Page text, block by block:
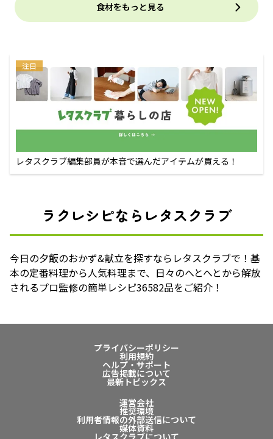
食材をもっと見る
注目
レタスクラブ編集部員が本音で選んだアイテムが買える！
ラクレシピならレタスクラブ
今日の夕飯のおかず&献立を探すならレタスクラブで！基
本の定番料理から人気料理まで、日々のへとへとから解放
されるプロ監修の簡単レシピ36582品をご紹介！
プライバシーポリシー
利用規約
ヘルプ・サポート
広告掲載について
最新トピックス
運営会社
推奨環境
利用者情報の外部送信について
媒体資料